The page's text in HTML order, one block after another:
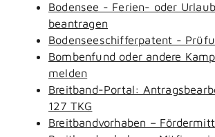
Bodensee - Ferien- oder
beantragen
Bodenseeschifferpatent -
Bombenfund oder andere
melden
Breitband-Portal:
127 TKG
Breitbandvorhaben –